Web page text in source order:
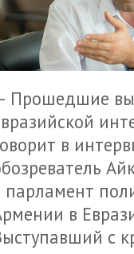
Прошедшие
в
парламент
в
с